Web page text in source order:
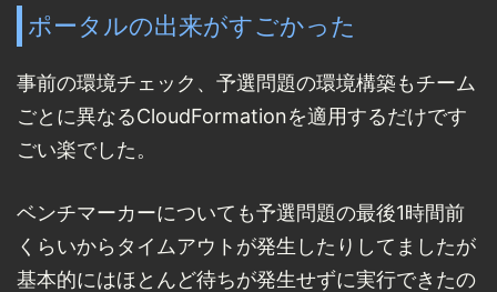
ポータルの出来がすごかった
事前の環境チェック、予選問題の環境構築もチーム
ごとに異なるCloudFormationを適用するだけです
ごい楽でした。
ベンチマーカーについても予選問題の最後1時間前
くらいからタイムアウトが発生したりしてましたが
基本的にはほとんど待ちが発生せずに実行できたの